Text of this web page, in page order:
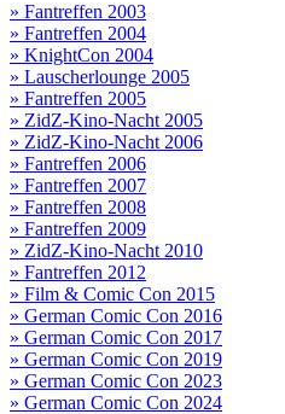
» Fantreffen 2003
» Fantreffen 2004
» KnightCon 2004
» Lauscherlounge 2005
» Fantreffen 2005
» ZidZ-Kino-Nacht 2005
» ZidZ-Kino-Nacht 2006
» Fantreffen 2006
» Fantreffen 2007
» Fantreffen 2008
» Fantreffen 2009
» ZidZ-Kino-Nacht 2010
» Fantreffen 2012
» Film & Comic Con 2015
» German Comic Con 2016
» German Comic Con 2017
» German Comic Con 2019
» German Comic Con 2023
» German Comic Con 2024